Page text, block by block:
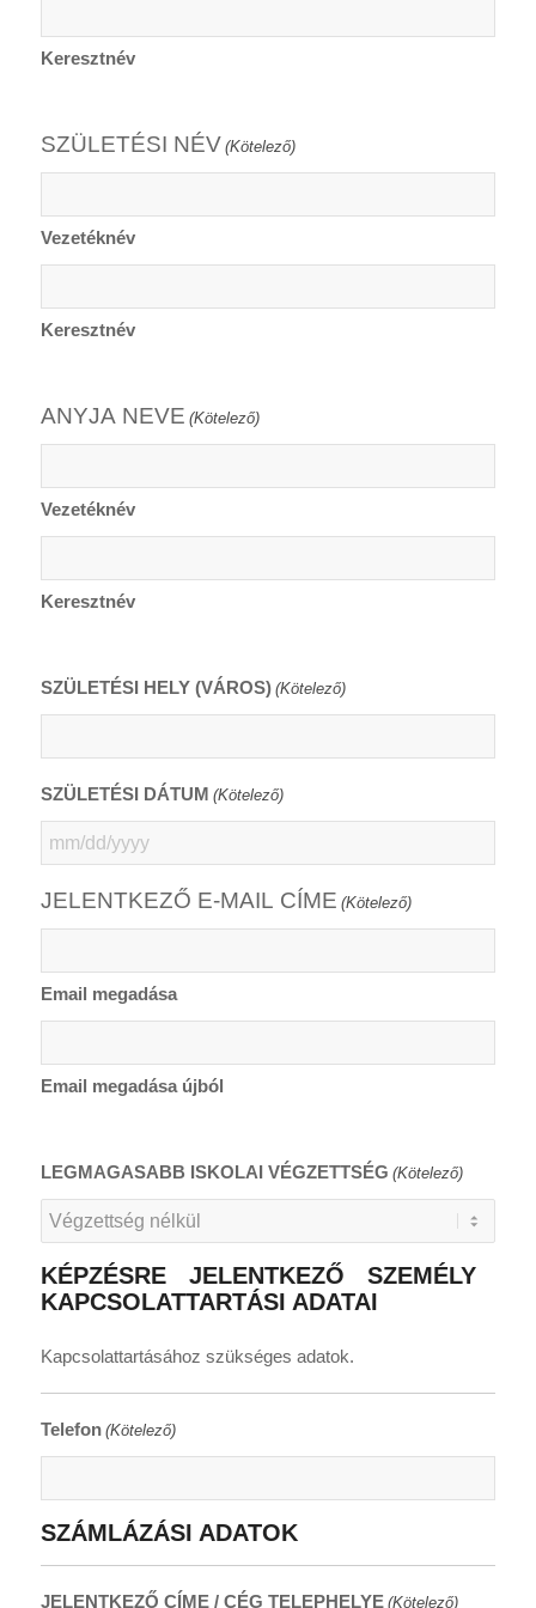
Keresztnév
SZÜLETÉSI NÉV (Kötelező)
Vezetéknév
Keresztnév
ANYJA NEVE (Kötelező)
Vezetéknév
Keresztnév
SZÜLETÉSI HELY (VÁROS) (Kötelező)
SZÜLETÉSI DÁTUM (Kötelező)
MM
slash
YYYY
JELENTKEZŐ E-MAIL CÍME (Kötelező)
Email megadása
Email megadása újból
LEGMAGASABB ISKOLAI VÉGZETTSÉG (Kötelező)
KÉPZÉSRE JELENTKEZŐ SZEMÉLY
KAPCSOLATTARTÁSI ADATAI
Kapcsolattartásához szükséges adatok.
Telefon (Kötelező)
SZÁMLÁZÁSI ADATOK
JELENTKEZŐ CÍME / CÉG TELEPHELYE (Kötelező)